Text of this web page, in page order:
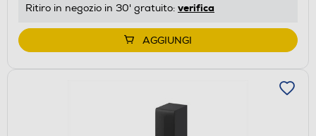
Ritiro in negozio in 30' gratuito: verifica
AGGIUNGI